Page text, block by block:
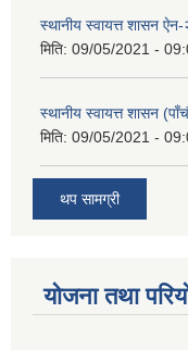
स्थानीय स्वायत्त शासन
मिति: 09/05/2021 -
स्थानीय स्वायत्त शासन
मिति: 09/05/2021 -
थप सामग्री
योजना तथा